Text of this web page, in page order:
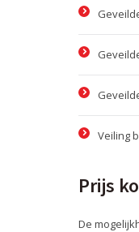
Veiling
Prijs
De